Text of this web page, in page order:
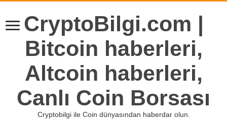
CryptoBilgi.com |
Bitcoin haberleri,
Altcoin haberleri,
Canlı Coin Borsası
Cryptobilgi ile Coin dünyasından haberdar olun.